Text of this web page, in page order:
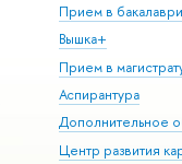
Прием в
Вышка+
Прием в
Аспирантура
Дополнительное
Центр развития